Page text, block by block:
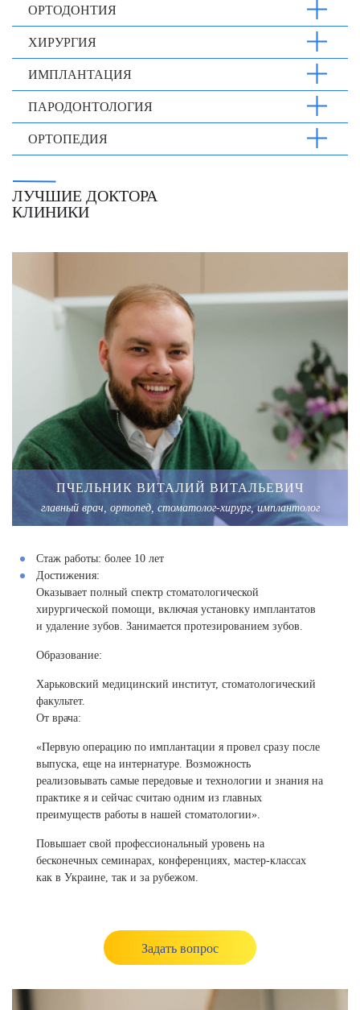
ОРТОДОНТИЯ
ХИРУРГИЯ
ИМПЛАНТАЦИЯ
ПАРОДОНТОЛОГИЯ
ОРТОПЕДИЯ
ЛУЧШИЕ ДОКТОРА
КЛИНИКИ
ПЧЕЛЬНИК ВИТАЛИЙ ВИТАЛЬЕВИЧ
главный врач, ортопед, стоматолог-хирург, имплантолог
Стаж работы: более 10 лет
Достижения:
Оказывает полный спектр стоматологической
хирургической помощи, включая установку имплантатов
и удаление зубов. Занимается протезированием зубов.
Образование:
Харьковский медицинский институт, стоматологический
факультет.
От врача:
«Первую операцию по имплантации я провел сразу после
выпуска, еще на интернатуре. Возможность
реализовывать самые передовые и технологии и знания на
практике я и сейчас считаю одним из главных
преимуществ работы в нашей стоматологии».
Повышает свой профессиональный уровень на
бесконечных семинарах, конференциях, мастер-классах
как в Украине, так и за рубежом.
Задать вопрос